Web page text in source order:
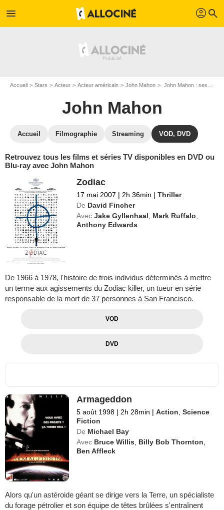
menu profil search
Accueil Stars Acteur Acteur américain John Mahon John Mahon : ses Blu-Ray, DVD, VOD, SVOD
John Mahon
Accueil Filmographie Streaming VOD, DVD
Retrouvez tous les films et séries TV disponibles en DVD ou
Blu-ray avec John Mahon
Zodiac
17 mai 2007 | 2h 36min | Thriller
De David Fincher
Avec Jake Gyllenhaal Mark Ruffalo
Anthony Edwards
De 1966 à 1978, l'histoire de trois individus déterminés à mettre
un terme aux agissements du Zodiac killer, un tueur en série
responsable de la mort de 37 personnes à San Francisco.
VOD
DVD
Armageddon
5 août 1998 | 2h 28min | Action ,Science
Fiction
De Michael Bay
Avec Bruce Willis Billy Bob Thornton
Ben Affleck
Alors qu'un astéroide géant se dirige vers la Terre, un spécialiste
du forage pétrolier et son équipe de têtes brûlées s'entraînent